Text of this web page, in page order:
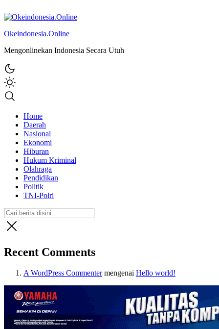
Okeindonesia.Online
Mengonlinekan Indonesia Secara Utuh
Home
Daerah
Nasional
Ekonomi
Hiburan
Hukum Kriminal
Olahraga
Pendidikan
Politik
TNI-Polri
Recent Comments
A WordPress Commentermengenai Hello world!